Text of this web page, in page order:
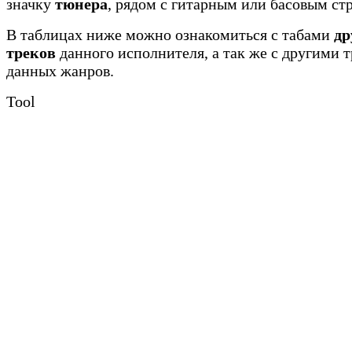
значку тюнера, рядом с гитарным или басовым
В таблицах ниже можно ознакомиться с табами
треков данного исполнителя, а так же с другими
данных жанров.
Tool